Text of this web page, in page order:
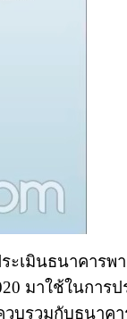
ระเมินธนาคาร
มาใช้ในการ
บรวมกับธนาค